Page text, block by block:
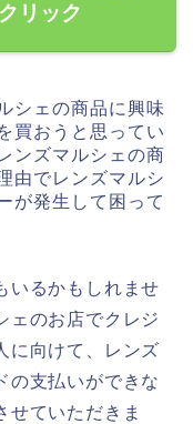
リック
シェの商品に興味
買おうと思ってい
ンズマルシェの商
由でレンズマルシ
が発生して困って
いるかもしれませ
ェのお店でクレジ
に向けて、レンズ
の支払いができな
せていただきま